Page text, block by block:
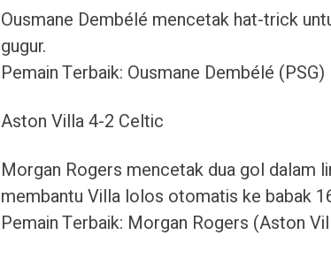
Ousmane Dembélé mencetak hat-trick
gugur.
Pemain Terbaik: Ousmane Dembélé (PSG)
Aston Villa 4-2 Celtic
Morgan Rogers mencetak dua gol dalam
membantu Villa lolos otomatis ke babak
Pemain Terbaik: Morgan Rogers (Aston